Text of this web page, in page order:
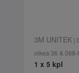
3M UNITEK|
oikea 36 &
1 x 5 kpl